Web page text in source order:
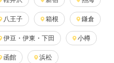
八王子 箱根 鎌倉
伊豆・伊東・下田 小樽
函館 浜松